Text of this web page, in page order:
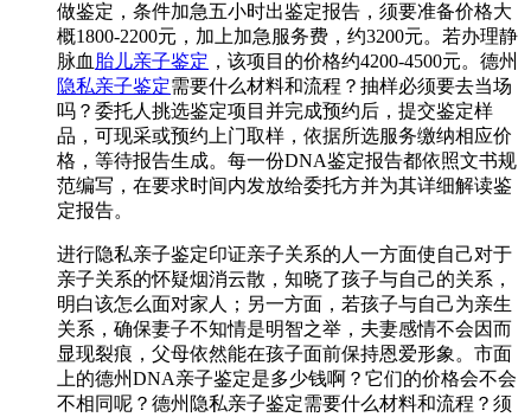
做鉴定，条件加急五小时出鉴定报告，须要准备价格大
概1800-2200元，加上加急服务费，约3200元。若办理静
脉血 胎儿亲子鉴定 ，该项目的价格约4200-4500元。德州
隐私亲子鉴定需要什么材料和流程？抽样必须要去当场
吗？委托人挑选鉴定项目并完成预约后，提交鉴定样
品，可现采或预约上门取样，依据所选服务缴纳相应价
格，等待报告生成。每一份DNA鉴定报告都依照文书规
范编写，在要求时间内发放给委托方并为其详细解读鉴
定报告。
进行隐私亲子鉴定印证亲子关系的人一方面使自己对于
亲子关系的怀疑烟消云散，知晓了孩子与自己的关系，
明白该怎么面对家人；另一方面，若孩子与自己为亲生
关系，确保妻子不知情是明智之举，夫妻感情不会因而
显现裂痕，父母依然能在孩子面前保持恩爱形象。市面
上的德州DNA亲子鉴定是多少钱啊？它们的价格会不会
不相同呢？德州隐私亲子鉴定需要什么材料和流程？须